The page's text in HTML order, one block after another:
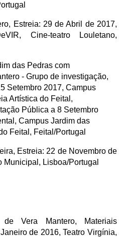
Estreia: 29 de Abril de 2017,
Cine-teatro Louletano,
das Pedras com
- Grupo de investigação,
Setembro 2017, Campus
Artística do Feital,
Pública a 8 Setembro
Campus Jardim das
Feital, Feital/Portugal
Estreia: 22 de Novembro de
Municipal, Lisboa/Portugal
Vera Mantero, Materiais
de 2016, Teatro Virgínia,